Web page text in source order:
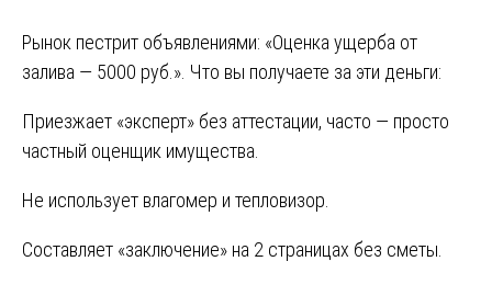
Рынок пестрит объявлениями: «Оценка ущерба от
залива — 5000 руб.». Что вы получаете за эти деньги:
Приезжает «эксперт» без аттестации, часто — просто
частный оценщик имущества.
Не использует влагомер и тепловизор.
Составляет «заключение» на 2 страницах без сметы.